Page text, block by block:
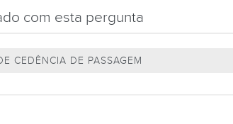
com esta pergunta
CEDÊNCIA DE PASSAGEM